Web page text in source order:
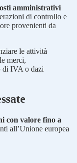
amministrativi
di controllo e
provenienti da
le attività
merci,
di IVA o dazi
con valore fino a
all’Unione europea